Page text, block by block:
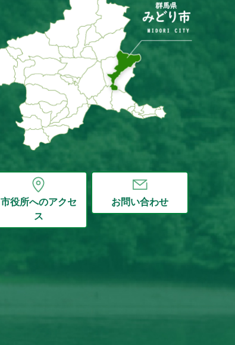
市役所へのアクセ
ス
お問い合わせ